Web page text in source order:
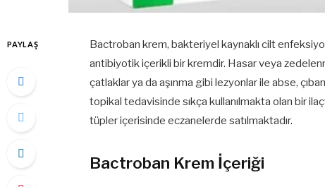
PAYLAŞ
Bactroban krem, bakteriyel kaynaklı cilt
antibiyotik içerikli bir kremdir. Hasar veya
çatlaklar ya da aşınma gibi lezyonlar ile abse,
topikal tedavisinde sıkça kullanılmakta olan bir
tüpler içerisinde eczanelerde satılmaktadır.
Bactroban Krem İçeriği